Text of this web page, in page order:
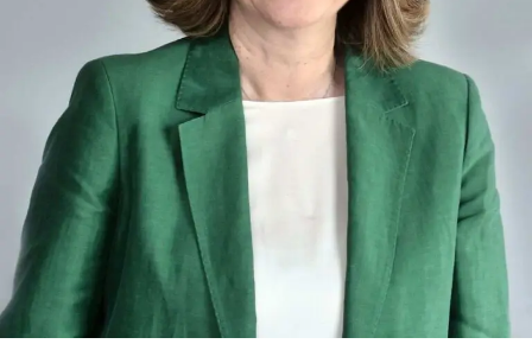
özleri ile zenginleştirilmiş, tamamen doğal içerikli
formüllerle tüketicilere sunuluyor. Bu yenilikçi yaklaşımla
AVOYA hem maden suyu hem de mineralli gazlı içecek
kategorisinde devrim yaratmayı hedefliyor.